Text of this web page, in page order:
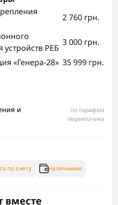
2 760 грн.
устройств РЕБ
3 000 грн.
«Генера-28» 35 999 грн.
и
по тарифам
перевозчика
по счету наличными
вместе